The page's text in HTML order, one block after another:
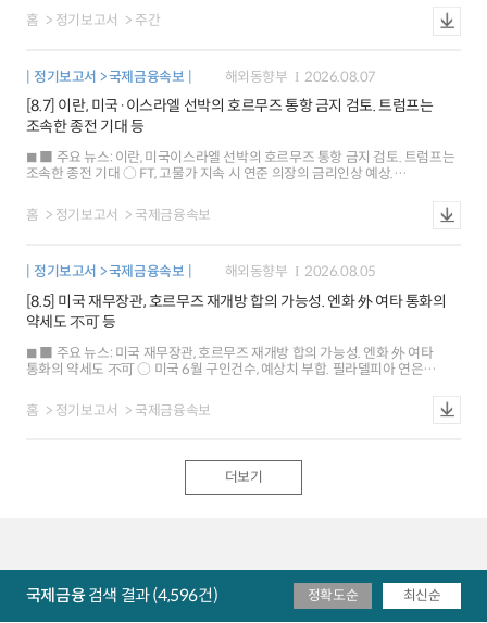
홈
정기보고서 주간
정기보고서 > 국제금융속보 해외동향부 2026.08.07
[8.7] 이란, 미국·이스라엘 선박의 호르무즈 통항 금지 검토. 트럼프는
조속한 종전 기대 등
■ 주요 뉴스: 이란, 미국이스라엘 선박의 호르무즈 통항 금지 검토. 트럼프는
조속한 종전 기대 ○ FT, 고물가 지속 시 연준 의장의 금리인상 예상.
수준 지속. 2/4분기 노동생산성은 예상치 상회 ■ 해외시각: 미국 7월
고용보고서, 인플레이션 중요성으로 금리 영향은 제한적 예상 ○ 美日 외환시장
[-0.2%], 달러화 강세[+0.3%], 금리 상승[+7bp] ○ 주가: 미국 SP500지수는
실적 개선 등으로 0.2% 상승 ○ 환율: 달러화지수는 안전자산 선호 강화 등으로
상승 유로화와 엔화 가치는 각각 0.2%, 0.4% 하락 ○ 금리: 미국 10년물
국채시장의 영향 등으로 3bp 상승 ※ 뉴욕 원달러 환율 1423.5원(서울
15:30분 대비 0.3원), 1M NDF 1422.4원(스왑포인트 -0.55원)
홈 정기보고서 국제금융속보
정기보고서 > 국제금융속보 해외동향부 2026.08.05
[8.5] 미국 재무장관, 호르무즈 재개방 합의 가능성. 엔화 外 여타 통화의
약세도 不可 등
■ 주요 뉴스: 미국 재무장관, 호르무즈 재개방 합의 가능성. 엔화 外 여타
통화의 약세도 不可 ○ 미국 6월 구인건수, 예상치 부합. 필라델피아 연은
이민 방지 위해 모로코 지원 확대 제안 ■ 해외시각: 미국 기업의 우수한 수익성,
아시아 자금의 미국 이동 확대를 촉진 ○ 글로벌 투자자, 低인플레이션 및
호조, 중동 정세 안정 기대 등으로 상승 유로 Stoxx600지수는 미국 증시 영향
등으로 0.7% 상승. 1개월 만에 최고치 ○ 환율: 달러화지수는 금리인상 가능성,
홈 정기보고서 국제금융속보
더보기
국제금융검색 결과 (4,596건) 정확도순 최신순